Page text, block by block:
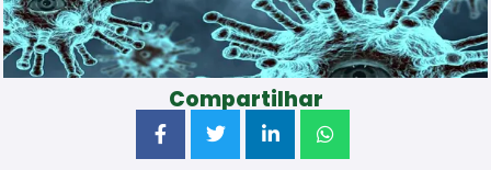
Compartilhar